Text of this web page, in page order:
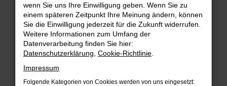
Beim Laden ist ein Fehler aufgetreten.
Hier sind ein paar Tipps, die dir helfen können:
Überprüfe deine Firewall und deine
Internetverbindung.
Laden andere Webseiten, zum Beispiel
deine Suchmaschine?
wenn Sie uns Ihre Einwilligung geben. Wenn Sie zu
einem späteren Zeitpunkt Ihre Meinung ändern, können
Sie die Einwilligung jederzeit für die Zukunft widerrufen.
Weitere Informationen zum Umfang der
Datenverarbeitung finden Sie hier:
Datenschutzerklärung Cookie-Richtlinie
Impressum
Folgende Kategorien von Cookies werden von uns eingesetzt: